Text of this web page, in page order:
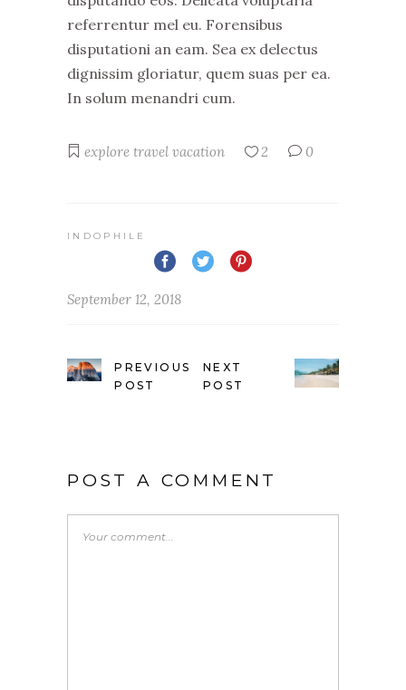
referrentur mel eu. Forensibus
disputationi an eam. Sea ex delectus
dignissim gloriatur, quem suas per ea.
In solum menandri cum.
explore travel vacation 2 0
INDOPHILE
September 12, 2018
PREVIOUS
POST
NEXT
POST
POST A COMMENT